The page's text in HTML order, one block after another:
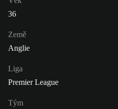
36
Země
Anglie
Liga
Premier League
Tým